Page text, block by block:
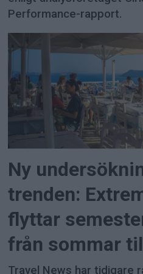
Performance-rapport.
Ny
trenden:
flyttar
från sommar
Travel News har tidigare